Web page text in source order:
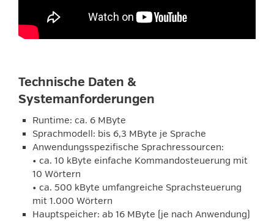
Technische Daten &
Systemanforderungen
Runtime: ca. 6 MByte
Sprachmodell: bis 6,3 MByte je Sprache
Anwendungsspezifische Sprachressourcen:
• ca. 10 kByte einfache Kommandosteuerung mit
10 Wörtern
• ca. 500 kByte umfangreiche Sprachsteuerung
mit 1.000 Wörtern
Hauptspeicher: ab 16 MByte (je nach Anwendung)